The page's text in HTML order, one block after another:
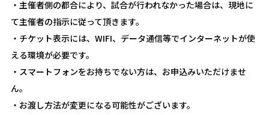
・主催者側の都合により、試合が行われなかった場合は、現地に
て主催者の指示に従って頂きます。
・チケット表示には、WIFI、データ通信等でインターネットが使
える環境が必要です。
・スマートフォンをお持ちでない方は、お申込みいただけませ
ん。
・お渡し方法が変更になる可能性がございます。